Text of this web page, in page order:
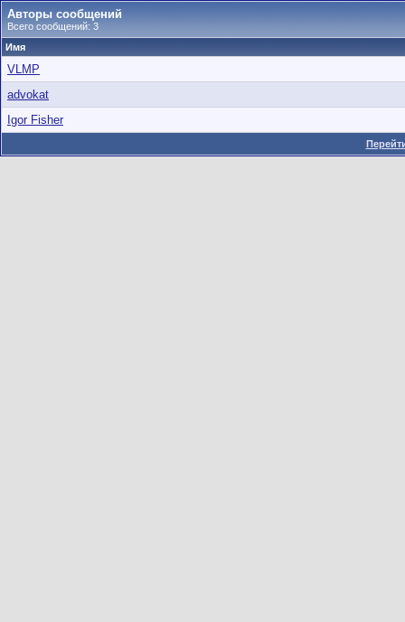
Авторы сообщений
Всего сообщений: 3
Имя
VLMP
advokat
Igor Fisher